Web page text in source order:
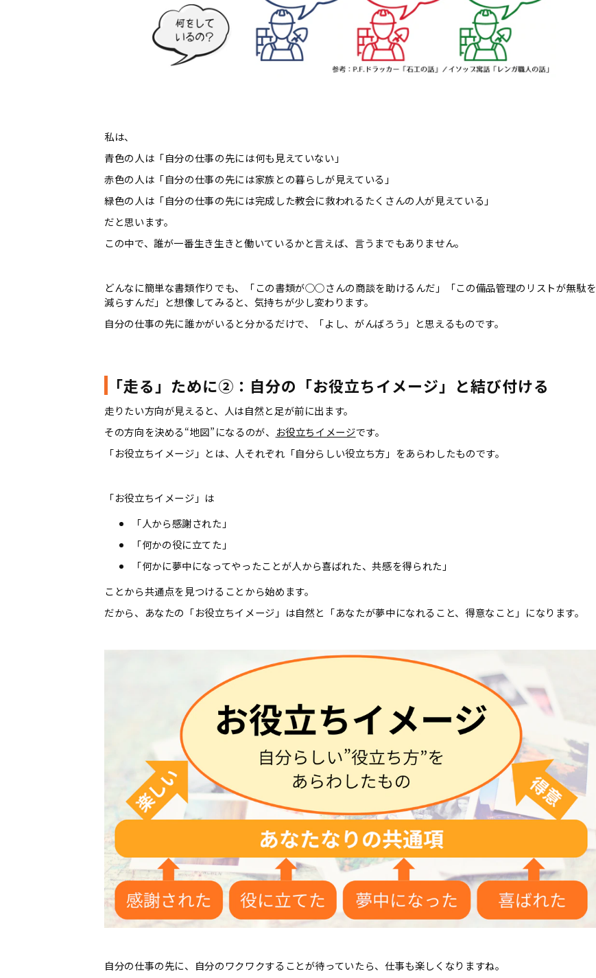
私は、
青色の人は「自分の仕事の先には何も見えていない」
赤色の人は「自分の仕事の先には家族との暮らしが見えている」
緑色の人は「自分の仕事の先には完成した教会に救われるたくさんの人が見えている」
だと思います。
この中で、誰が一番生き生きと働いているかと言えば、言うまでもありません。
どんなに簡単な書類作りでも、「この書類が○○さんの商談を助けるんだ」「この備品管理のリストが無駄を
減らすんだ」と想像してみると、気持ちが少し変わります。
自分の仕事の先に誰かがいると分かるだけで、「よし、がんばろう」と思えるものです。
「走る」ために②：自分の「お役立ちイメージ」と結び付ける
走りたい方向が見えると、人は自然と足が前に出ます。
その方向を決める“地図”になるのが、
お役立ちイメージです。
「お役立ちイメージ」とは、人それぞれ「自分らしい役立ち方」をあらわしたものです。
「お役立ちイメージ」は
「人から感謝された」
「何かの役に立てた」
「何かに夢中になってやったことが人から喜ばれた、共感を得られた」
ことから共通点を見つけることから始めます。
だから、あなたの「お役立ちイメージ」は自然と「あなたが夢中になれること、得意なこと」になります。
自分の仕事の先に、自分のワクワクすることが待っていたら、仕事も楽しくなりますね。